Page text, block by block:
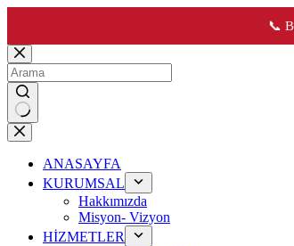
📞
Skip
to
content
No
results
ANASAYFA
KURUMSAL
Hakkımızda
Misyon- Vizyon
HİZMETLER